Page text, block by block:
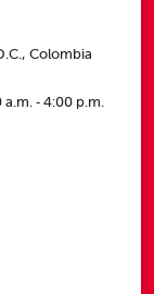
Colombia
‑ 4:00 p.m.